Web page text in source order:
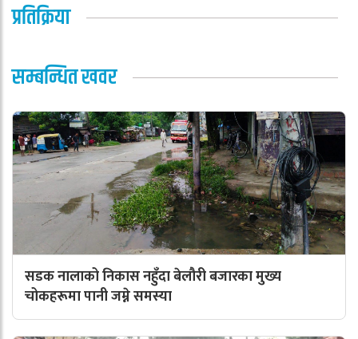
प्रतिक्रिया
सम्बन्धित खवर
सडक नालाको निकास नहुँदा बेलौरी बजारका मुख्य
चोकहरूमा पानी जम्ने समस्या